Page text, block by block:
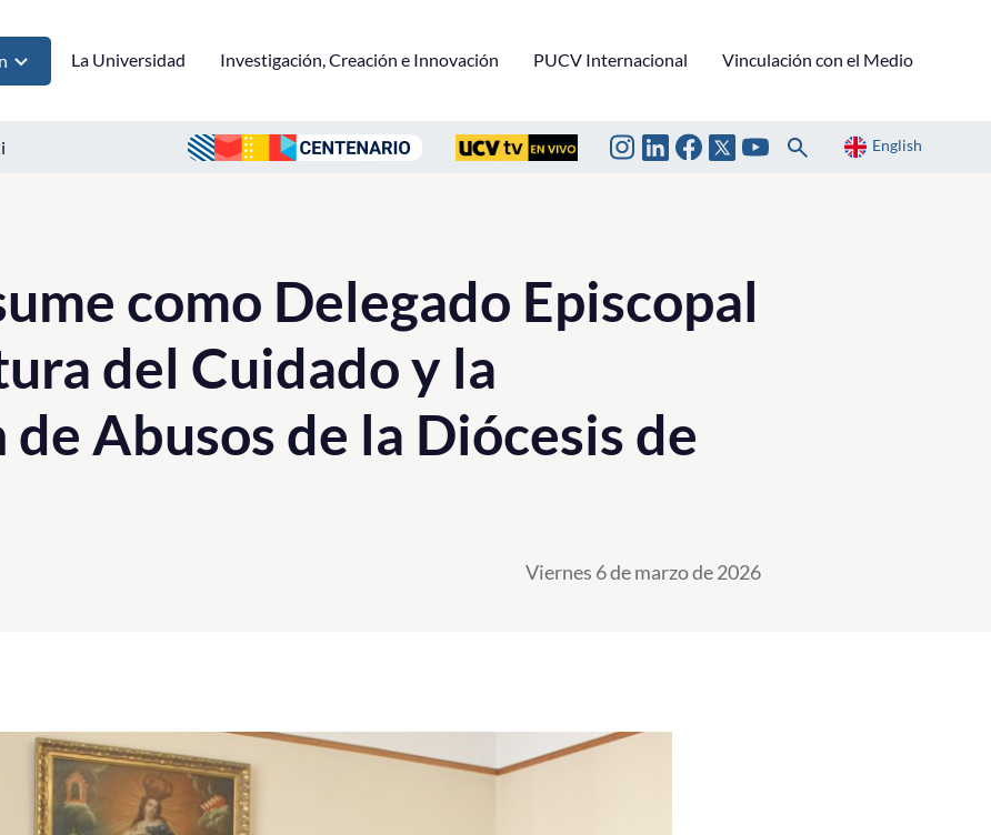
La Universidad Investigación, Creación e Innovación PUCV Internacional Vinculación con el Medio
English
como Delegado Episcopal
del Cuidado y la
Abusos de la Diócesis de
Viernes 6 de marzo de 2026